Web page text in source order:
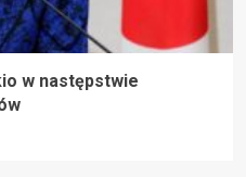
w następstwie